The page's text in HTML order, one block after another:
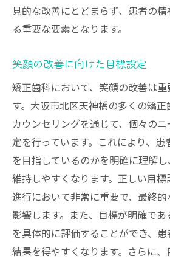
見的な改善にとどまらず、患者の
る重要な要素となります。
笑顔の改善に向けた目標設定
矯正歯科において、笑顔の改善は
す。大阪市北区天神橋の多くの矯
カウンセリングを通じて、個々の
定を行っています。これにより、
を目指しているのかを明確に理解
維持しやすくなります。正しい目
進行において非常に重要で、最終
影響します。また、目標が明確で
を具体的に評価することができ、
結果を得やすくなります。さらに